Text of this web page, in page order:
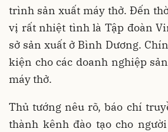
trình sản xuất máy thở. Đến
vị rất nhiệt tình là Tập đoàn
sở sản xuất ở Bình Dương.
kiện cho các doanh nghiệp
máy thở.
Thủ tướng nêu rõ, báo chí
thành kênh đào tạo cho